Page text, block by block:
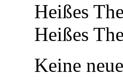
Heißes
Heißes
Keine